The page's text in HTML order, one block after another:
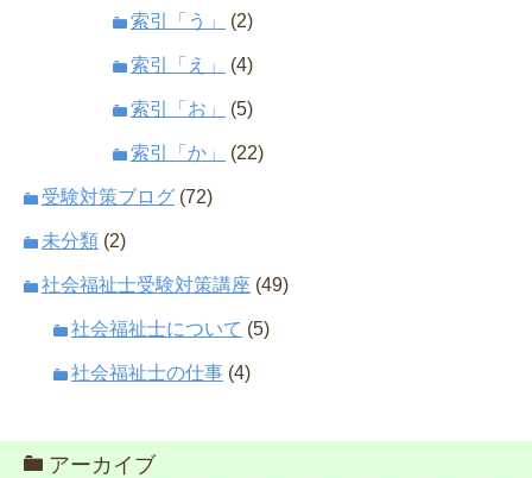
索引「う」 (2)
索引「え」 (4)
索引「お」 (5)
索引「か」 (22)
受験対策ブログ (72)
未分類 (2)
社会福祉士受験対策講座 (49)
社会福祉士について (5)
社会福祉士の仕事 (4)
アーカイブ